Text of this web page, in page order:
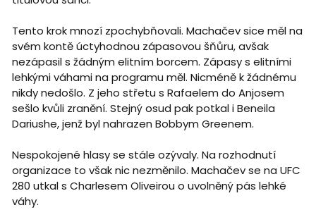
Tento krok mnozí zpochybňovali. Machačev sice měl na
svém kontě úctyhodnou zápasovou šňůru, avšak
nezápasil s žádným elitním borcem. Zápasy s elitními
lehkými váhami na programu měl. Nicméně k žádnému
nikdy nedošlo. Z jeho střetu s Rafaelem do Anjosem
sešlo kvůli zranění. Stejný osud pak potkal i Beneila
Dariushe, jenž byl nahrazen Bobbym Greenem.
Nespokojené hlasy se stále ozývaly. Na rozhodnutí
organizace to však nic nezměnilo. Machačev se na UFC
280 utkal s Charlesem Oliveirou o uvolněný pás lehké
váhy.